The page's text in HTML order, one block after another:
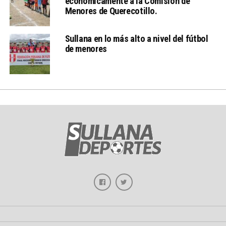
Menores de Querecotillo.
Sullana en lo más alto a nivel del fútbol
de menores